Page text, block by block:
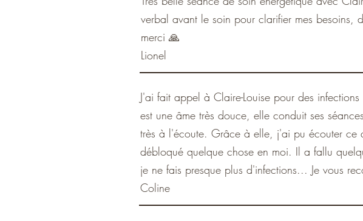
verbal avant le soin pour clarifier mes besoins,
merci 🙏
Lionel
J'ai fait appel à Claire-Louise pour des
est une âme très douce, elle conduit ses
très à l'écoute. Grâce à elle, j'ai pu écouter ce
débloqué quelque chose en moi. Il a fallu
je ne fais presque plus d'infections... Je vous
Coline